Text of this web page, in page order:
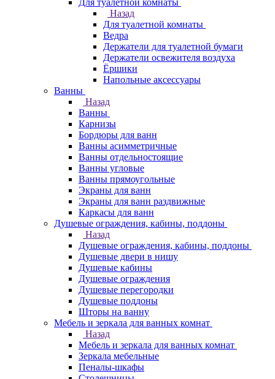
Для туалетной комнаты
Назад
Для туалетной комнаты
Ведра
Держатели для туалетной бумаги
Держатели освежителя воздуха
Ёршики
Напольные аксессуары
Ванны
Назад
Ванны
Карнизы
Бордюры для ванн
Ванны асимметричные
Ванны отдельностоящие
Ванны угловые
Ванны прямоугольные
Экраны для ванн
Экраны для ванн раздвижные
Каркасы для ванн
Душевые ограждения, кабины, поддоны
Назад
Душевые ограждения, кабины, поддоны
Душевые двери в нишу
Душевые кабины
Душевые ограждения
Душевые перегородки
Душевые поддоны
Шторы на ванну
Мебель и зеркала для ванных комнат
Назад
Мебель и зеркала для ванных комнат
Зеркала мебельные
Пеналы-шкафы